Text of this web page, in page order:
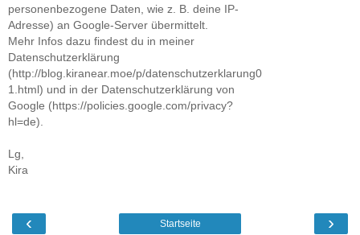
personenbezogene Daten, wie z. B. deine IP-
Adresse) an Google-Server übermittelt.
Mehr Infos dazu findest du in meiner
Datenschutzerklärung
(http://blog.kiranear.moe/p/datenschutzerklarung0
1.html) und in der Datenschutzerklärung von
Google (https://policies.google.com/privacy?
hl=de).
Lg,
Kira
‹ ›
Startseite